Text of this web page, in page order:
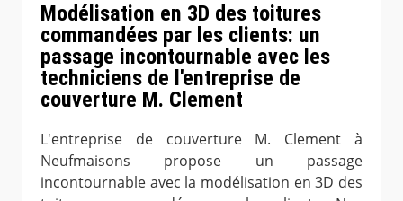
Modélisation en 3D des toitures
commandées par les clients: un
passage incontournable avec les
techniciens de l'entreprise de
couverture M. Clement
L'entreprise de couverture M. Clement à
Neufmaisons propose un passage
incontournable avec la modélisation en 3D des